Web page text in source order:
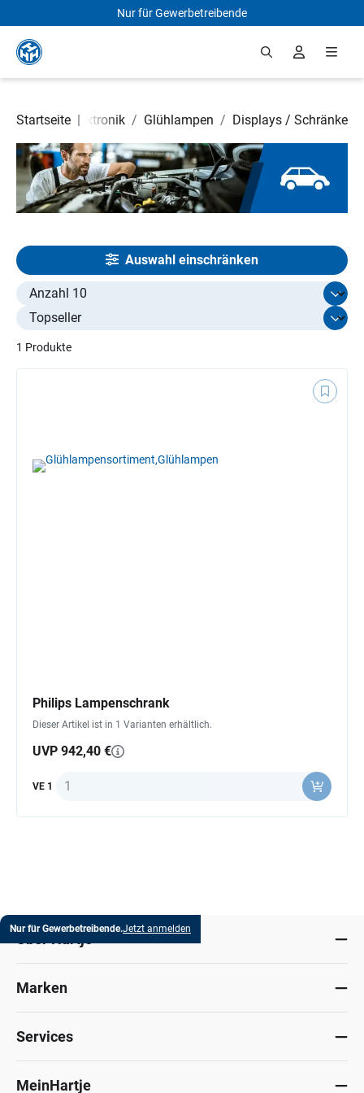
Zum Hauptinhalt springen
Nur für Gewerbetreibende
Startseite |
Elektrik / Elektronik / Glühlampen / Displays / Schränke
Auswahl einschränken
1 Produkte
Select limit
Philips Lampenschrank
Dieser Artikel ist in 1 Varianten erhältlich.
UVP 942,40 €
VE 1 Anzahl
Nur für Gewerbetreibende.Jetzt anmelden
Marken
Services
MeinHartje